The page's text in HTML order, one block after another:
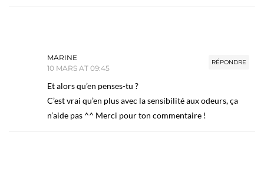
RÉPONDRE
MARINE
10 MARS AT 09:45
Et alors qu’en penses-tu ?
C’est vrai qu’en plus avec la sensibilité aux odeurs, ça
n’aide pas ^^ Merci pour ton commentaire !